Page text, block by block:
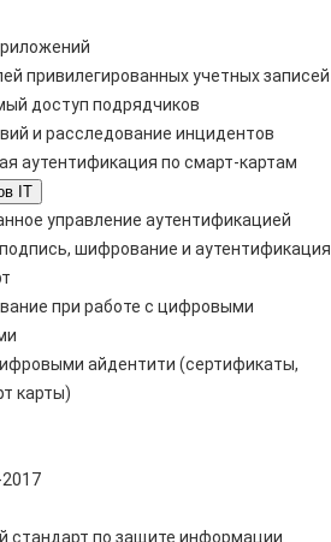
привилегированных учетных записей
доступ подрядчиков
и расследование инцидентов
аутентификация по смарт-картам
IT
управление аутентификацией
шифрование и аутентификация
при работе с цифровыми
айдентити (сертификаты,
карты)
стандарт по защите информации